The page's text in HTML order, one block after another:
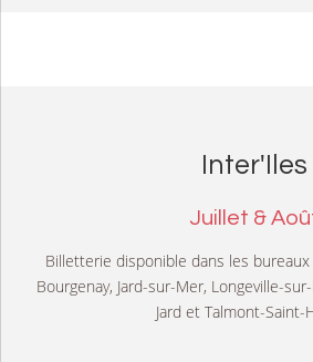
Inter'Iles
Juillet &
Billetterie disponible dans les bureaux
Bourgenay, Jard-sur-Mer, Longeville-
Jard et Talmont-Saint-